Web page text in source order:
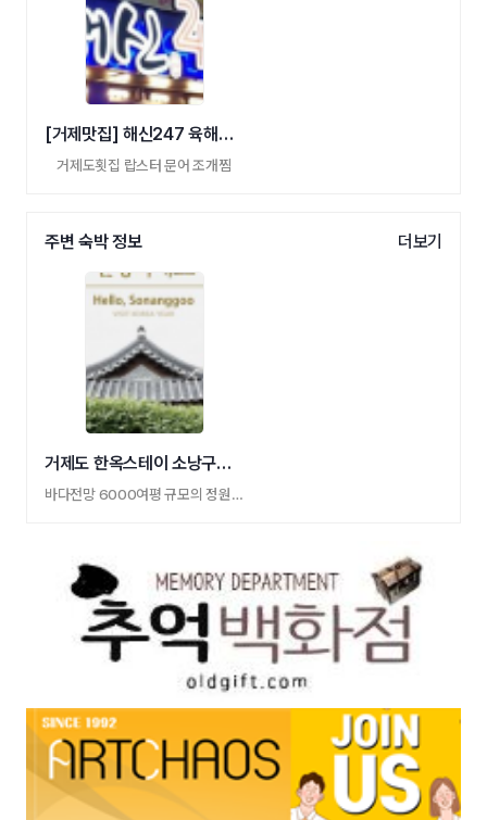
[거제맛집] 해신247 육해공찜1미터
거제도횟집 랍스터 문어 조개찜
주변 숙박 정보 더보기
거제도 한옥스테이 소낭구펜션
바다전망 6000여평 규모의 정원 안에서 한옥 …